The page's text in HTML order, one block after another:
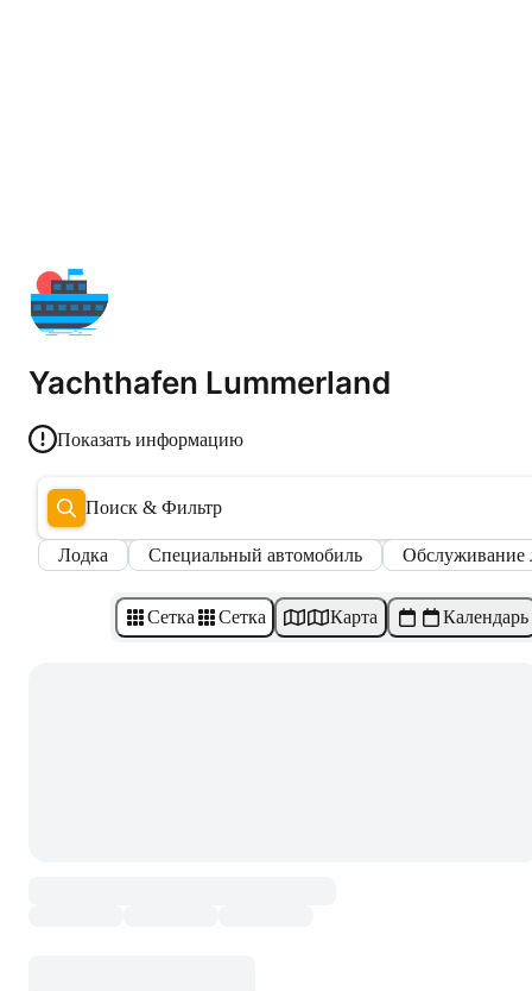
Yachthafen Lummerland
Показать информацию
Поиск & Фильтр
Лодка Специальный автомобиль Обслуживание
Сетка Сетка Карта Календарь